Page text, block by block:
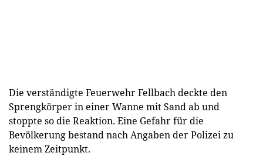
Die verständigte Feuerwehr Fellbach deckte den
Sprengkörper in einer Wanne mit Sand ab und
stoppte so die Reaktion. Eine Gefahr für die
Bevölkerung bestand nach Angaben der Polizei zu
keinem Zeitpunkt.